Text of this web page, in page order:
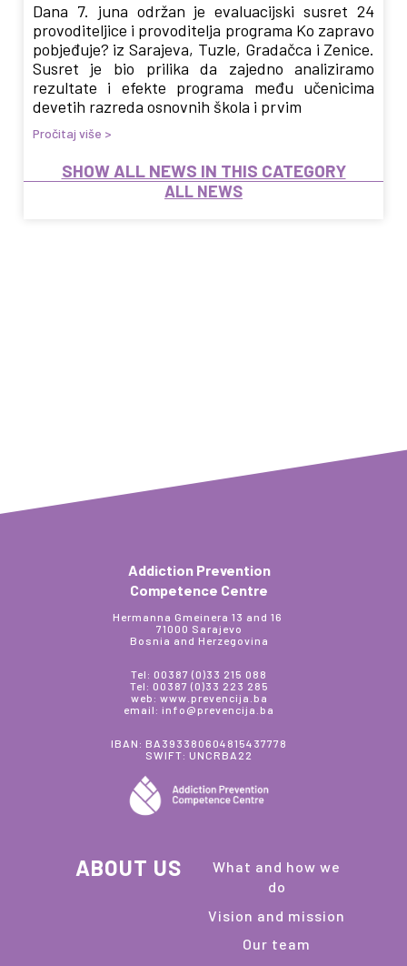
Dana 7. juna održan je evaluacijski susret 24
provoditeljice i provoditelja programa Ko zapravo
pobjeđuje? iz Sarajeva, Tuzle, Gradačca i Zenice.
Susret je bio prilika da zajedno analiziramo
rezultate i efekte programa među učenicima
devetih razreda osnovnih škola i prvim
Pročitaj više >
SHOW ALL NEWS IN THIS CATEGORY
ALL NEWS
Addiction Prevention
Competence Centre
Hermanna Gmeinera 13 and 16
71000 Sarajevo
Bosnia and Herzegovina
Tel: 00387 (0)33 215 088
Tel: 00387 (0)33 223 285
web: www.prevencija.ba
email: info@prevencija.ba
IBAN: BA393380604815437778
SWIFT: UNCRBA22
ABOUT US
What and how we
do
Vision and mission
Our team